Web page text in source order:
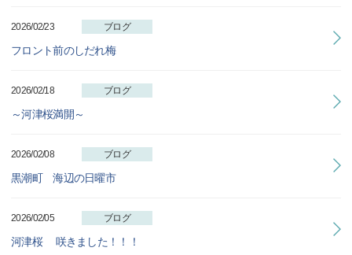
2026/02/23 ブログ
フロント前のしだれ梅
2026/02/18 ブログ
～河津桜満開～
2026/02/08 ブログ
黒潮町 海辺の日曜市
2026/02/05 ブログ
河津桜 咲きました！！！